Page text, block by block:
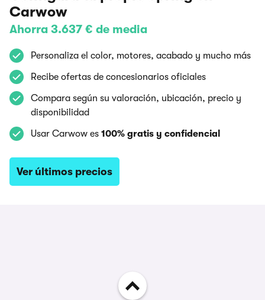
Carwow
Ahorra 3.637 € de media
Personaliza el color, motores, acabado y mucho más
Recibe ofertas de concesionarios oficiales
Compara según su valoración, ubicación, precio y
disponibilidad
Usar Carwow es 100% gratis y confidencial
Ver últimos precios